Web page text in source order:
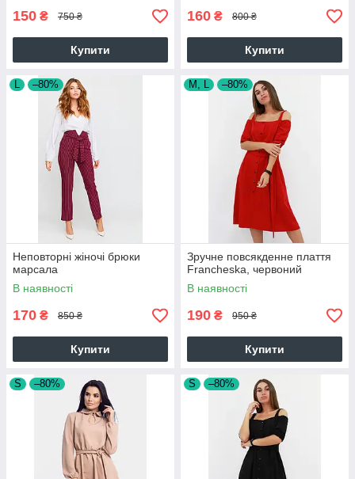
150 ₴ 750 ₴
Купити
160 ₴ 800 ₴
Купити
L –80%
Неповторні жіночі брюки
марсала
В наявності
170 ₴ 850 ₴
Купити
M, L –80%
Зручне повсякденне плаття
Francheska, червоний
В наявності
190 ₴ 950 ₴
Купити
S –80% S –80%